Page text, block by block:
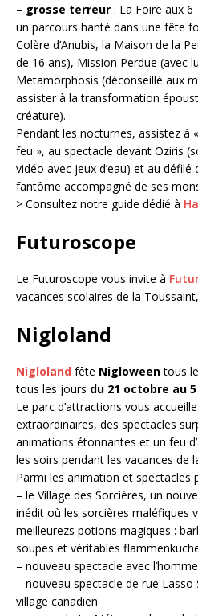
– grosse terreur : La Foire aux
un parcours hanté dans une fête
Colère d’Anubis, la Maison de la
de 16 ans), Mission Perdue (avec
Metamorphosis (déconseillé aux
assister à la transformation
créature).
Pendant les nocturnes, assistez à
feu », au spectacle devant Oziris
vidéo avec jeux d’eau) et au défilé
fantôme accompagné de ses
> Consultez notre guide dédié à
Futuroscope
Le Futuroscope vous invite à
vacances scolaires de la
Nigloland
Nigloland fête Nigloweentous
tous les jours du 21 octobre au
Le parc d’attractions vous
extraordinaires, des spectacles
animations étonnantes et un feu
les soirs pendant les vacances de
Parmi les animation et spectacles
– le Village des Sorcières, un
inédit où les sorcières maléfiques
meilleurezs potions magiques :
soupes et véritables
– nouveau spectacle avec
– nouveau spectacle de rue
village canadien